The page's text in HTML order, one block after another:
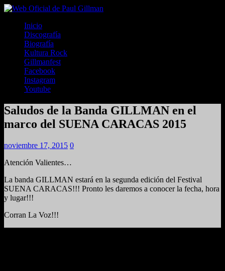
Inicio
Discografía
Biografía
Kultura Rock
Gillmanfest
Facebook
Instagram
Youtube
Saludos de la Banda GILLMAN en el
marco del SUENA CARACAS 2015
noviembre 17, 2015 0
Atención Valientes…
La banda GILLMAN estará en la segunda edición del Festival
SUENA CARACAS!!! Pronto les daremos a conocer la fecha, hora
y lugar!!!
Corran La Voz!!!